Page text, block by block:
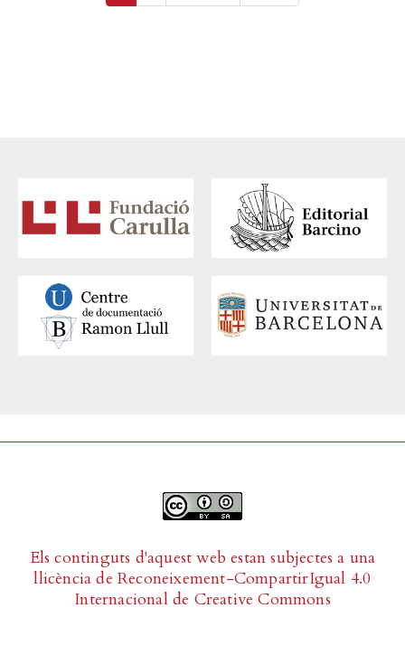
Els continguts d'aquest web estan subjectes a una
llicència deReconeixement-CompartirIgual 4.0
Internacional de Creative Commons